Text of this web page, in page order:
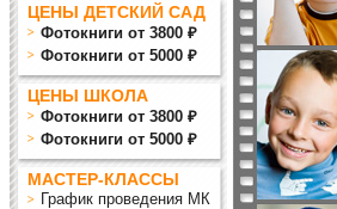
ЦЕНЫ ДЕТСКИЙ САД
Фотокниги от 3800 ₽
Фотокниги от 5000 ₽
ЦЕНЫ ШКОЛА
Фотокниги от 3800 ₽
Фотокниги от 5000 ₽
МАСТЕР-КЛАССЫ
График проведения МК